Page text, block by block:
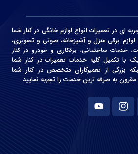
از دهه 70 با تجربه ای در تعمیرات انواع لوازم خانگی در کنار شما
لوازم برقی منزل و آشپزخانه، صوتی و‌ تصویری،
خدمات ساختمانی، برقکاری و خودرو در کنار
با تکمیل کلیه خدمات تعمیرات در کنار شما
بزرگی از تعمیرکاران متخصص در کنار شما
به صرفه ترین خدمات را تجربه نمایید.